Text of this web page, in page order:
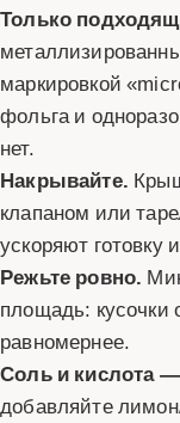
Только
маркировкой
фольга и
нет.
Накрывайте.
клапаном или
ускоряют готовку
Режьте ровно.
площадь: кусочки
равномернее.
Соль и кислота
добавляйте